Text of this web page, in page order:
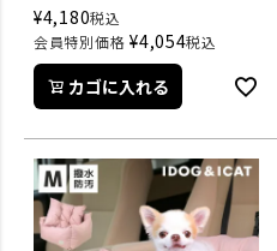
¥4,180税込
会員特別価格 ¥4,054税込
カゴに入れる